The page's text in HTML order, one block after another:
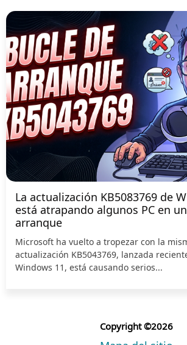
La actualización KB5083769 de
está atrapando algunos PC en
arranque
Microsoft ha vuelto a tropezar con la
actualización KB5043769, lanzada
Windows 11, está causando serios...
Copyright ©2026